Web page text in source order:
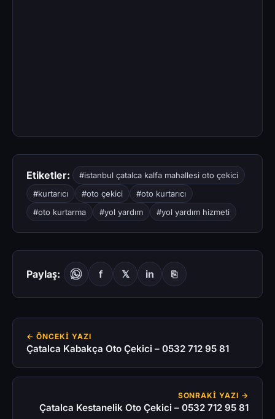
Etiketler:
#istanbul çatalca kalfa mahallesi oto çekici
#kurtarıcı
#oto çekici
#oto kurtarıcı
#oto kurtarma
#yol yardım #yol yardım hizmeti
Paylaş: f 𝕏 in ⎘
← ÖNCEKI YAZI
Çatalca Kabakça Oto Çekici – 0532 712 95 81
SONRAKI YAZI →
Çatalca Kestanelik Oto Çekici – 0532 712 95 81